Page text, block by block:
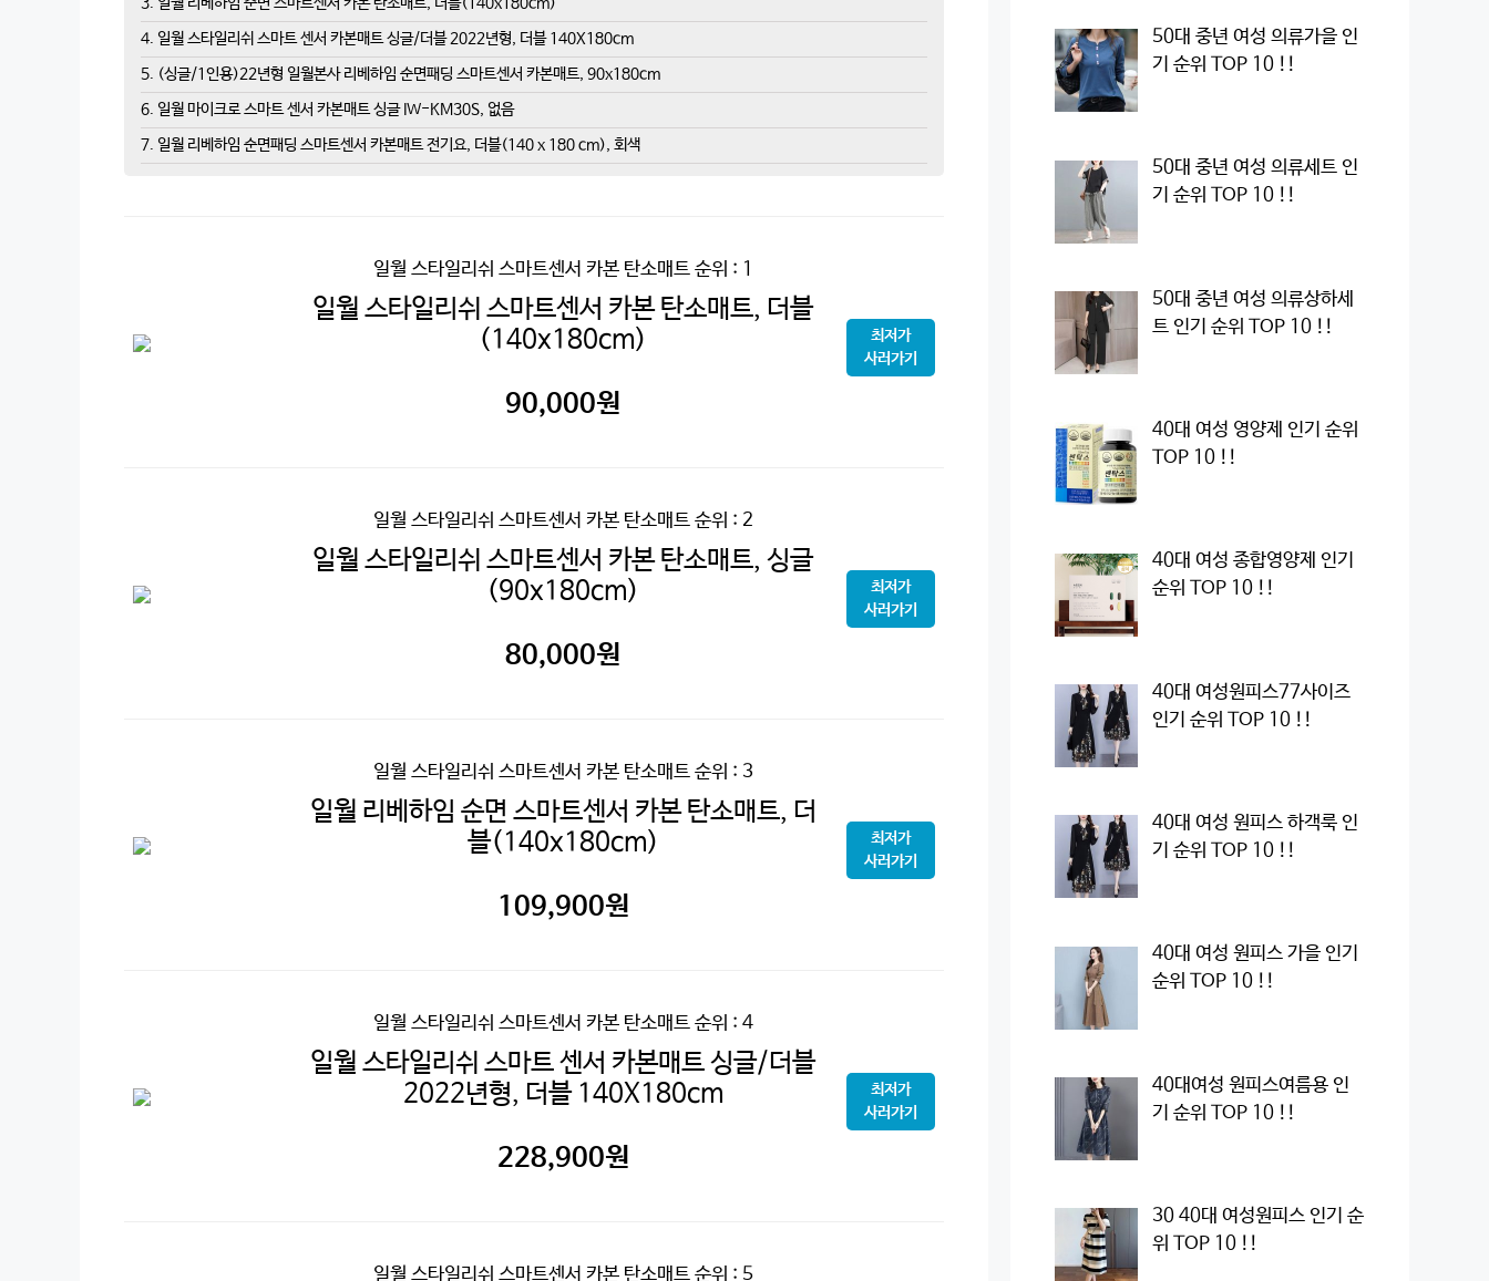
3. 일월 리베하임 순면 스마트센서 카본 탄소매트, 더블(140x180cm)
4. 일월 스타일리쉬 스마트 센서 카본매트 싱글/더블 2022년형, 더블 140X180cm
5. (싱글/1인용)22년형 일월본사 리베하임 순면패딩 스마트센서 카본매트, 90x180cm
6. 일월 마이크로 스마트 센서 카본매트 싱글 IW-KM30S, 없음
7. 일월 리베하임 순면패딩 스마트센서 카본매트 전기요, 더블(140 x 180 cm), 회색
일월 스타일리쉬 스마트센서 카본 탄소매트순위 : 1
일월 스타일리쉬 스마트센서 카본 탄소매트, 더블
(140x180cm)
90,000원
최저가
사러가기
일월 스타일리쉬 스마트센서 카본 탄소매트순위 : 2
일월 스타일리쉬 스마트센서 카본 탄소매트, 싱글
(90x180cm)
80,000원
최저가
사러가기
일월 스타일리쉬 스마트센서 카본 탄소매트순위 : 3
일월 리베하임 순면 스마트센서 카본 탄소매트, 더
블(140x180cm)
109,900원
최저가
사러가기
일월 스타일리쉬 스마트센서 카본 탄소매트순위 : 4
일월 스타일리쉬 스마트 센서 카본매트 싱글/더블
2022년형, 더블 140X180cm
228,900원
최저가
사러가기
일월 스타일리쉬 스마트센서 카본 탄소매트순위 : 5
50대 중년 여성 의류가을 인
기 순위 TOP 10 !!
50대 중년 여성 의류세트 인
기 순위 TOP 10 !!
50대 중년 여성 의류상하세
트 인기 순위 TOP 10 !!
40대 여성 영양제 인기 순위
TOP 10 !!
40대 여성 종합영양제 인기
순위 TOP 10 !!
40대 여성원피스77사이즈
인기 순위 TOP 10 !!
40대 여성 원피스 하객룩 인
기 순위 TOP 10 !!
40대 여성 원피스 가을 인기
순위 TOP 10 !!
40대여성 원피스여름용 인
기 순위 TOP 10 !!
30 40대 여성원피스 인기 순
위 TOP 10 !!